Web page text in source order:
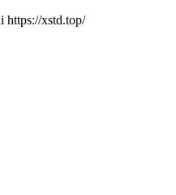
https://xstd.top/